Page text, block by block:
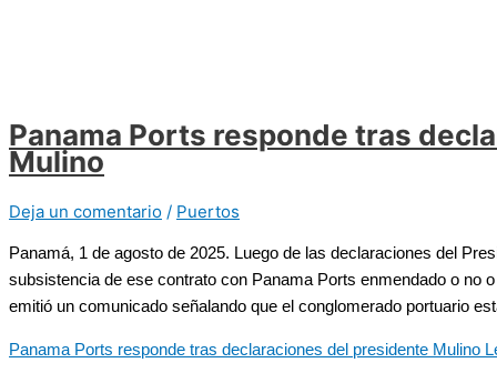
Panama Ports responde tras
Mulino
Deja un comentario / Puertos
Panamá, 1 de agosto de 2025. Luego de las declaraciones del
subsistencia de ese contrato con Panama Ports enmendado o no
emitió un comunicado señalando que el conglomerado portuario
Panama Ports responde tras declaraciones del presidente Mulino